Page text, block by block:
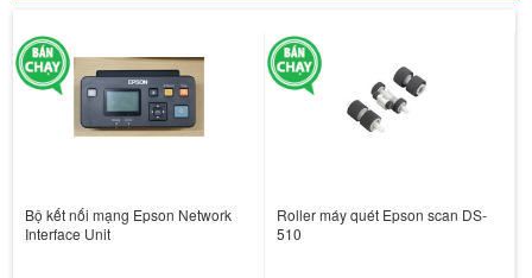
Bộ kết nối mạng Epson Network
Interface Unit
Roller máy quét Epson scan DS-
510